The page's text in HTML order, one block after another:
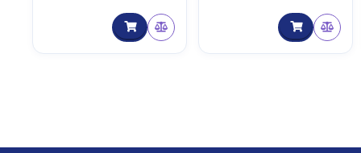
SPANNUNGSEINGANG [V]